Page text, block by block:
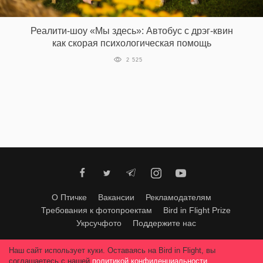
Реалити-шоу «Мы здесь»: Автобус с дрэг-квин
как скорая психологическая помощь
2 525
О Птичке Вакансии
Рекламодателям
Требования к фотопроектам
Bird in Flight Prize
Укрсучфото
Поддержите нас
Любое использование материалов допускается только с согласия
редакции.© 2026, Bird In Flight.
Наш сайт использует куки. Оставаясь на Bird in Flight, вы
соглашаетесь с нашей политикой конфиденциальности